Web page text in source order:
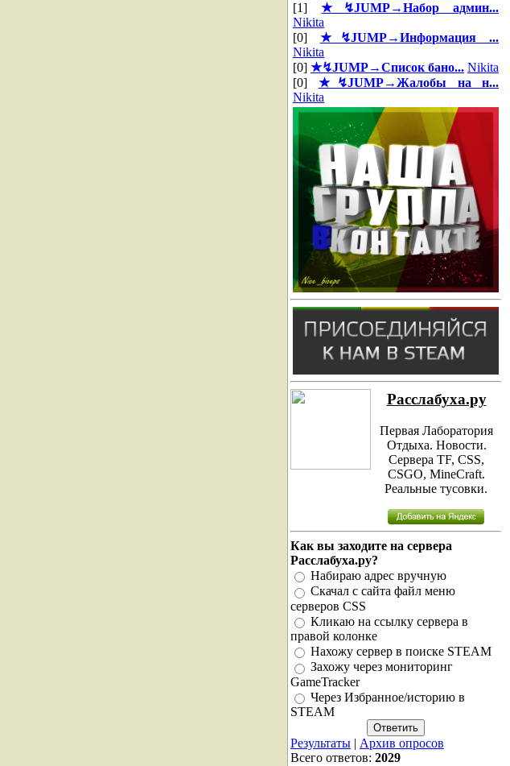
[1]★↯JUMP→Набор админ...
Nikita
[0] ★↯JUMP→Информация ...
Nikita
[0] ★↯JUMP→Список бано... Nikita
[0] ★↯JUMP→Жалобы на н...
Nikita
Расслабуха.ру
Первая Лаборатория
Отдыха. Новости.
Сервера TF, CSS,
CSGO, MineCraft.
Реальные тусовки.
Как вы заходите на сервера
Расслабуха.ру?
Набираю адрес вручную
Скачал с сайта файл меню
серверов CSS
Кликаю на ссылку сервера в
правой колонке
Нахожу сервер в поиске STEAM
Захожу через мониторинг
GameTracker
Через Избранное/историю в
STEAM
Результаты | Архив опросов
Всего ответов: 2029